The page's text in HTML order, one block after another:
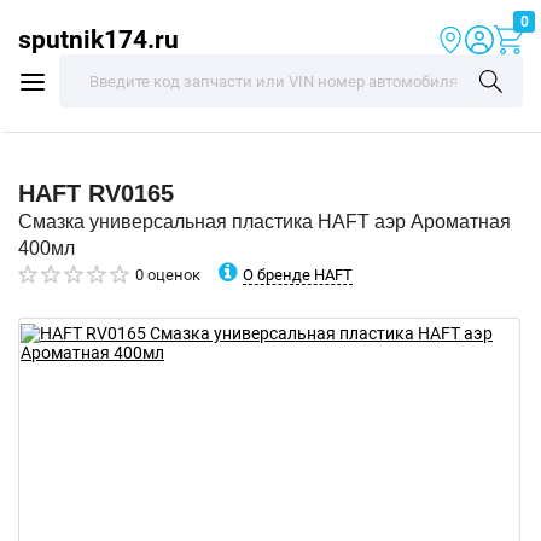
sputnik174.ru
0
HAFT RV0165
Смазка универсальная пластика HAFT аэр Ароматная
400мл
0 оценок О бренде HAFT